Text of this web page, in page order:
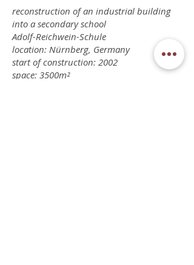
reconstruction of an industrial building
into a secondary school
Adolf-Reichwein-Schule
location: Nürnberg, Germany
start of construction: 2002
space: 3500m²